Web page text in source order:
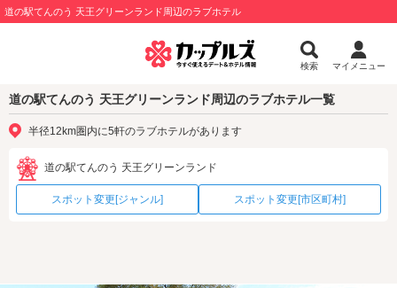
道の駅てんのう 天王グリーンランド周辺のラブホテル
検索 マイメニュー
道の駅てんのう 天王グリーンランド周辺のラブホテル一覧
半径12km圏内に5軒のラブホテルがあります
道の駅てんのう 天王グリーンランド
スポット変更[ジャンル] スポット変更[市区町村]